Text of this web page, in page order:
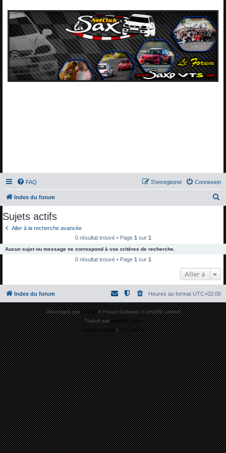
FAQ Connexion
S’enregistrer
Index du forum
c
e
r
Sujets actifs
Aller à la recherche avancée
0 résultat trouvé • Page 1 sur 1
Aucun sujet ou message ne correspond à vos critères de recherche.
0 résultat trouvé • Page 1 sur 1
Aller à
Index du forum Heures au format UTC+02:00
Développé parphpBB® Forum Software © phpBB Limited
Traduit parphpBB-fr.com
Confidentialité|Conditions